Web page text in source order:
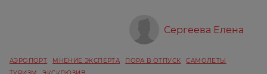
Сергеева Елена
АЭРОПОРТ МНЕНИЕ ЭКСПЕРТА ПОРА В ОТПУСК
САМОЛЕТЫ